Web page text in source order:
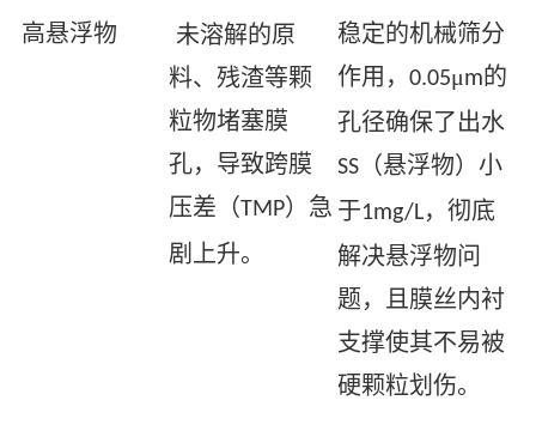
高悬浮物
未溶解的原
料、残渣等颗
粒物堵塞膜
孔，导致跨膜
压差（TMP）急
剧上升。
稳定的机械筛分
作用， 0.05μm的
孔径确保了出水
SS （悬浮物）小
于1mg/L，彻底
解决悬浮物问
题，且膜丝内衬
支撑使其不易被
硬颗粒划伤。